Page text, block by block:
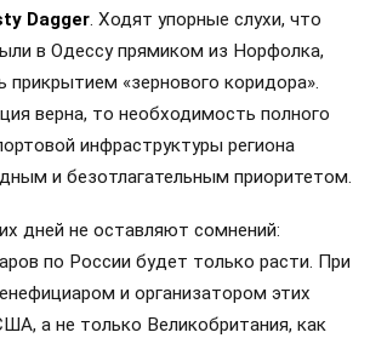
Dagger. Ходят упорные слухи, что
в Одессу прямиком из Норфолка,
прикрытием «зернового коридора».
верна, то необходимость полного
инфраструктуры региона
и безотлагательным приоритетом.
дней не оставляют сомнений:
по России будет только расти. При
и организатором этих
а не только Великобритания, как